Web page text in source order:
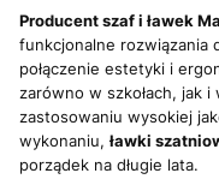
Producent szaf i ławek
funkcjonalne rozwiązania
połączenie estetyki i
zarówno w szkołach, jak
zastosowaniu wysokiej
wykonaniu, ławki
porządek na długie lata.